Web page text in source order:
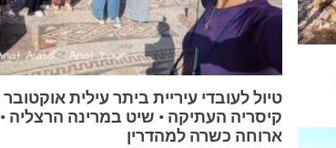
קיסריה העתיקה • שיט במרינה הרצליה •
ארוחה כשרה למהדרין